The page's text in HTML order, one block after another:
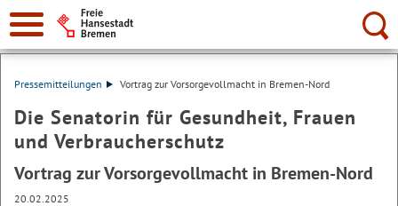
Suche:
Pressemitteilungen Vortrag zur Vorsorgevollmacht in Bremen-Nord
Die Senatorin für Gesundheit, Frauen
und Verbraucherschutz
Vortrag zur Vorsorgevollmacht in Bremen-Nord
20.02.2025